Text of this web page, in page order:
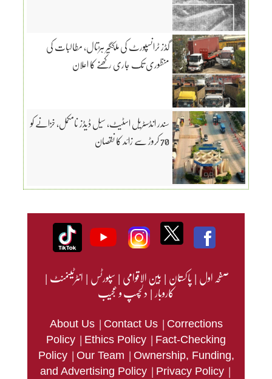
گڈز ٹرانسپورٹ کی ملکگیر ہڑتال، مطالبات کی
منظوری تک جاری رکھنے کا اعلان
سندر انڈسٹریل اسٹیٹ، سیل ڈیڈز نامکمل، خزانے کو
70 کروڑ سے زائد کا نقصان
صفحہ اول|پاکستان|بین الاقوامی|سپورٹس|انٹرٹینمنٹ|
کاروبار|دلچسپ و عجیب
About Us | Contact Us | Corrections
Policy | Ethics Policy | Fact-Checking
Policy | Our Team | Ownership, Funding,
and Advertising Policy | Privacy Policy |